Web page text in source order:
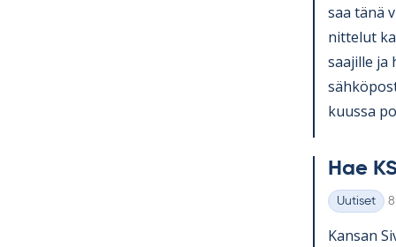
saa tänä
nit­te­lut
saa­jille ja
kuussa
Hae
Kategoriat
Uutiset
Kan­san